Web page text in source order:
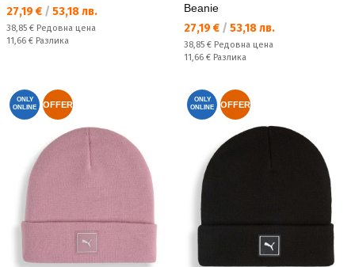
Текуща цена:
27,19 € / 53,18 лв.
Редовна цена:
38,85 € Редовна цена
Спестявате:
11,66 € Разлика
Beanie
Текуща цена:
27,19 € / 53,18 лв.
Редовна цена:
38,85 € Редовна цена
Спестявате:
11,66 € Разлика
ONLY
ONLINE
OFFER
ONLY
ONLINE
OFFER